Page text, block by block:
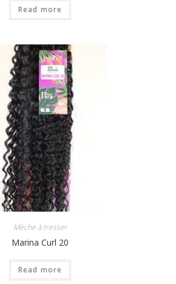
Read more
Mèche à tresser
Marina Curl 20
Read more